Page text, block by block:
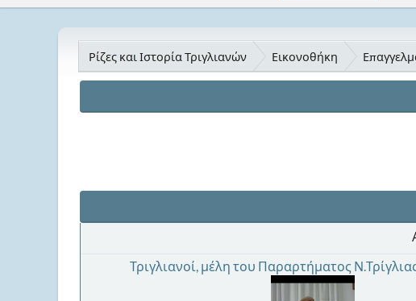
Ρίζες και Ιστορία Τριγλιανών Εικονοθήκη
Τριγλιανοί, μέλη του Παραρτήματος